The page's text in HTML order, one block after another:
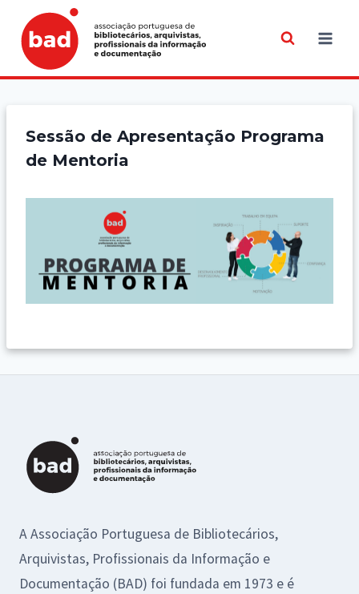
content
Sessão de Apresentação Programa
de Mentoria
A Associação Portuguesa de Bibliotecários,
Arquivistas, Profissionais da Informação e
Documentação (BAD) foi fundada em 1973 e é